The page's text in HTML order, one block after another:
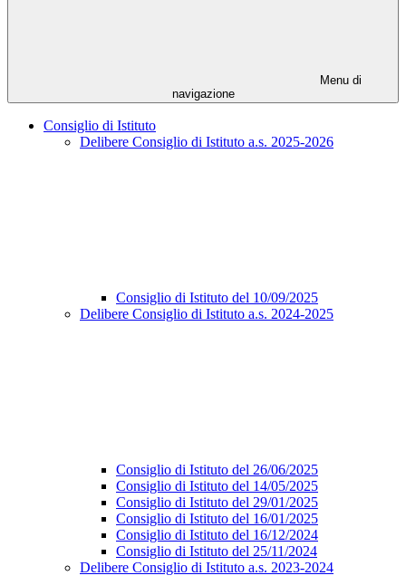
Menu di
navigazione
Consiglio di Istituto
Delibere Consiglio di Istituto a.s. 2025-2026
Consiglio di Istituto del 10/09/2025
Delibere Consiglio di Istituto a.s. 2024-2025
Consiglio di Istituto del 26/06/2025
Consiglio di Istituto del 14/05/2025
Consiglio di Istituto del 29/01/2025
Consiglio di Istituto del 16/01/2025
Consiglio di Istituto del 16/12/2024
Consiglio di Istituto del 25/11/2024
Delibere Consiglio di Istituto a.s. 2023-2024